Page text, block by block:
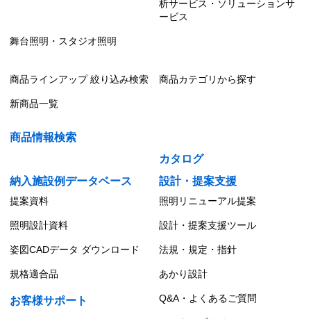
析サービス・ソリューションサ
ービス
舞台照明・スタジオ照明
商品ラインアップ 絞り込み検索 商品カテゴリから探す
新商品一覧
商品情報検索
カタログ
納入施設例データベース
設計・提案支援
提案資料 照明リニューアル提案
照明設計資料 設計・提案支援ツール
姿図CADデータ ダウンロード 法規・規定・指針
規格適合品 あかり設計
お客様サポート Q&A・よくあるご質問